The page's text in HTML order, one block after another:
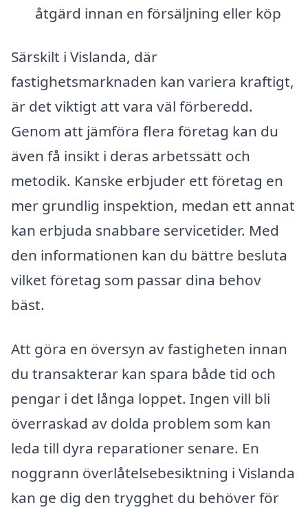
åtgärd innan en försäljning eller köp
Särskilt i Vislanda, där
fastighetsmarknaden kan variera kraftigt,
är det viktigt att vara väl förberedd.
Genom att jämföra flera företag kan du
även få insikt i deras arbetssätt och
metodik. Kanske erbjuder ett företag en
mer grundlig inspektion, medan ett annat
kan erbjuda snabbare servicetider. Med
den informationen kan du bättre besluta
vilket företag som passar dina behov
bäst.
Att göra en översyn av fastigheten innan
du transakterar kan spara både tid och
pengar i det långa loppet. Ingen vill bli
överraskad av dolda problem som kan
leda till dyra reparationer senare. En
noggrann överlåtelsebesiktning i Vislanda
kan ge dig den trygghet du behöver för